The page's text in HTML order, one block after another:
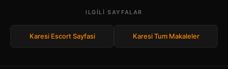
ILGILI SAYFALAR
Karesi Escort Sayfasi Karesi Tum Makaleler